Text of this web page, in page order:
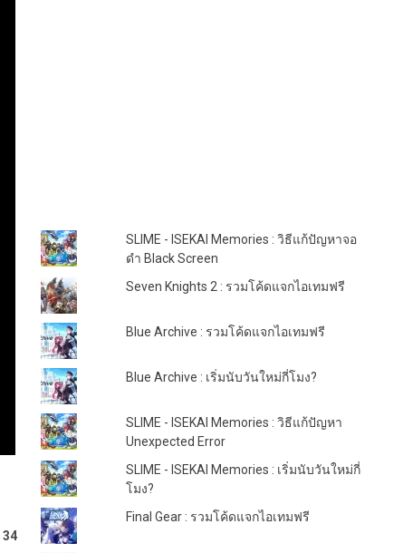
34
SLIME - ISEKAI Memories : วิธีแก้ปัญหาจอ
ดำ Black Screen
Seven Knights 2 : รวมโค้ดแจกไอเทมฟรี
Blue Archive : รวมโค้ดแจกไอเทมฟรี
Blue Archive : เริ่มนับวันใหม่กี่โมง?
SLIME - ISEKAI Memories : วิธีแก้ปัญหา
Unexpected Error
SLIME - ISEKAI Memories : เริ่มนับวันใหม่กี่
โมง?
Final Gear : รวมโค้ดแจกไอเทมฟรี